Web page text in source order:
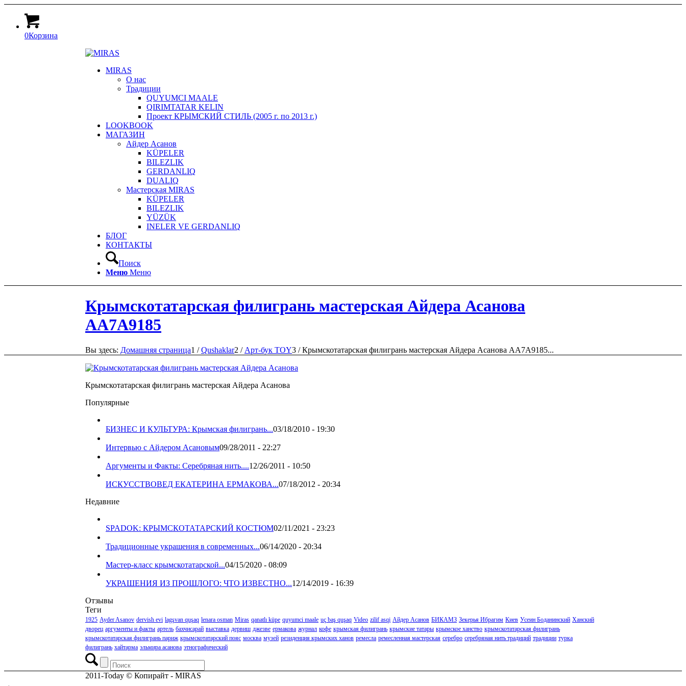
0Корзина
MIRAS
О нас
Традиции
QUYUMCI MAALE
QIRIMTATAR KELIN
Проект КРЫМСКИЙ СТИЛЬ (2005 г. по 2013 г.)
LOOKBOOK
МАГАЗИН
Айдер Асанов
KÜPELER
BILEZLIK
GERDANLIQ
DUALIQ
Мастерская MIRAS
KÜPELER
BILEZLIK
YÜZÜK
INELER VE GERDANLIQ
БЛОГ
КОНТАКТЫ
Поиск
Меню Меню
Крымскотатарская филигрань мастерская Айдера Асанова
AA7A9185
Вы здесь: Домашняя страница1 / Qushaklar2 / Арт-бук TOY3 / Крымскотатарская филигрань мастерская Айдера Асанова AA7A9185...
Крымскотатарская филигрань мастерская Айдера Асанова
Популярные
БИЗНЕС И КУЛЬТУРА: Крымская филигрань...03/18/2010 - 19:30
Интервью с Айдером Асановым09/28/2011 - 22:27
Аргументы и Факты: Серебряная нить....12/26/2011 - 10:50
ИСКУССТВОВЕД ЕКАТЕРИНА ЕРМАКОВА...07/18/2012 - 20:34
Недавние
SPADOK: КРЫМСКОТАТАРСКИЙ КОСТЮМ02/11/2021 - 23:23
Традиционные украшения в современных...06/14/2020 - 20:34
Мастер-класс крымскотатарской...04/15/2020 - 08:09
УКРАШЕНИЯ ИЗ ПРОШЛОГО: ЧТО ИЗВЕСТНО...12/14/2019 - 16:39
Отзывы
Теги
1925 Ayder Asanov dervish evi lagşvan quşaq lenara osman Miras qanatlı küpe quyumci maale uç baş quşaq Video zilif asqi Айдер Асанов БИКАМЗ Зекерья Ибрагим Киев Усеин Боданинский Ханский
дворец аргументы и факты артель бахчисарай выставка дервиш джезве ермакова журнал кофе крымская филигрань крымские татары крымское ханство крымскотатарская филигрань
крымскотатарская филигрань париж крымскотатарский пояс москва музей резиденция крымских ханов ремесла ремесленная мастерская серебро серебряная нить традиций традиции турка
филигрань хайтарма эльмира асанова этнографический
2011-Today © Копирайт - MIRAS